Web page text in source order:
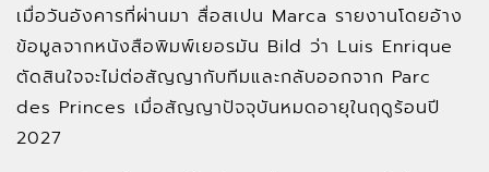
เมื่อวันอังคารที่ผ่านมา สื่อสเปน Marca รายงานโดยอ้าง
ข้อมูลจากหนังสือพิมพ์เยอรมัน Bild ว่า Luis Enrique
ตัดสินใจจะไม่ต่อสัญญากับทีมและกลับออกจาก Parc
des Princes เมื่อสัญญาปัจจุบันหมดอายุในฤดูร้อนปี
2027